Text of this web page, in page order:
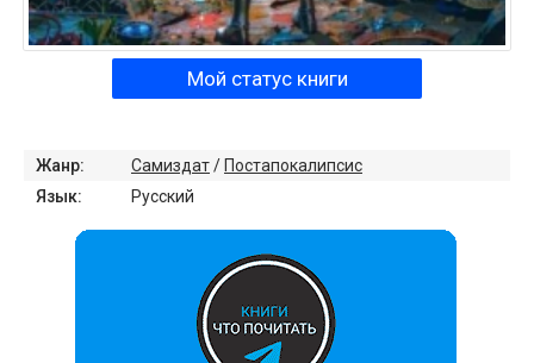
Мой статус книги
Жанр: Самиздат/ Постапокалипсис
Язык:
Русский